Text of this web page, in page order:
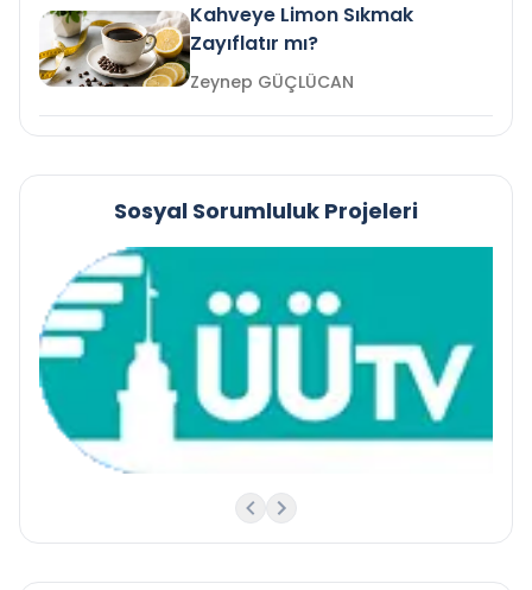
Kahveye Limon Sıkmak
Zayıflatır mı?
Zeynep GÜÇLÜCAN
Sosyal Sorumluluk Projeleri